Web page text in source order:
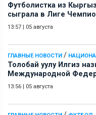
Футболистка из
сыграла в Лиге
13:57 | 05 августа
ГЛАВНЫЕ НОВОСТИ /
Толобай уулу Илгиз
Международной
13:56 | 05 августа